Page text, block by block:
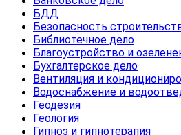
БДД
Безопасность
Библиотечное дело
Благоустройство и
Бухгалтерское дело
Вентиляция и
Водоснабжение и
Геодезия
Геология
Гипноз и гипнотерапия